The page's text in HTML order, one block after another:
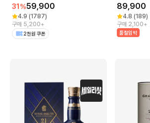
31 %59,900
4.9 (1787)
구매 5,200+
2천원 쿠폰
89,900
4.8 (189)
구매 2,100+
품절임박